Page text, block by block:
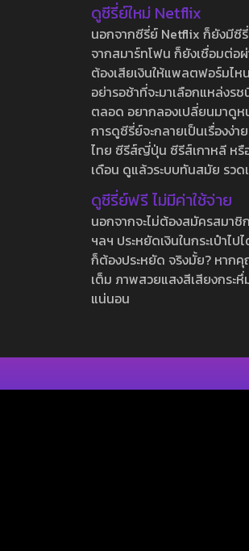
ดูซีรี่ย์ใหม่ Netflix
นอกจากซีรี่ย์ Netflix ก็ยังมีซี
จากสมาร์ทโฟน ก็ยังเชื่อมต่อ
ต้องเสียเงินให้แพลตฟอร์มไห
อย่ารอช้าที่จะมาเลือกแหล่งร
ตลอด อยากลองเปลี่ยนมาดูห
การดูซีรี่ย์จะกลายเป็นเรื่องง่
ไทย ซีรีส์ญี่ปุ่น ซีรีส์เกาหลี หรื
เดือน ดูแล้วระบบทันสมัย รว
ดูซีรี่ย์ฟรี ไม่มีค่าใช้จ่าย
นอกจากจะไม่ต้องสมัครสมา
ฯลฯ ประหยัดเงินในกระเป๋าไ
ก็ต้องประหยัด จริงมั้ย? หาก
เต็ม ภาพสวยแสงสีเสียงกระ
แน่นอน